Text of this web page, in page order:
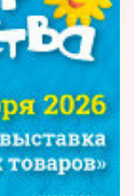
учебные
учебные
приборы,